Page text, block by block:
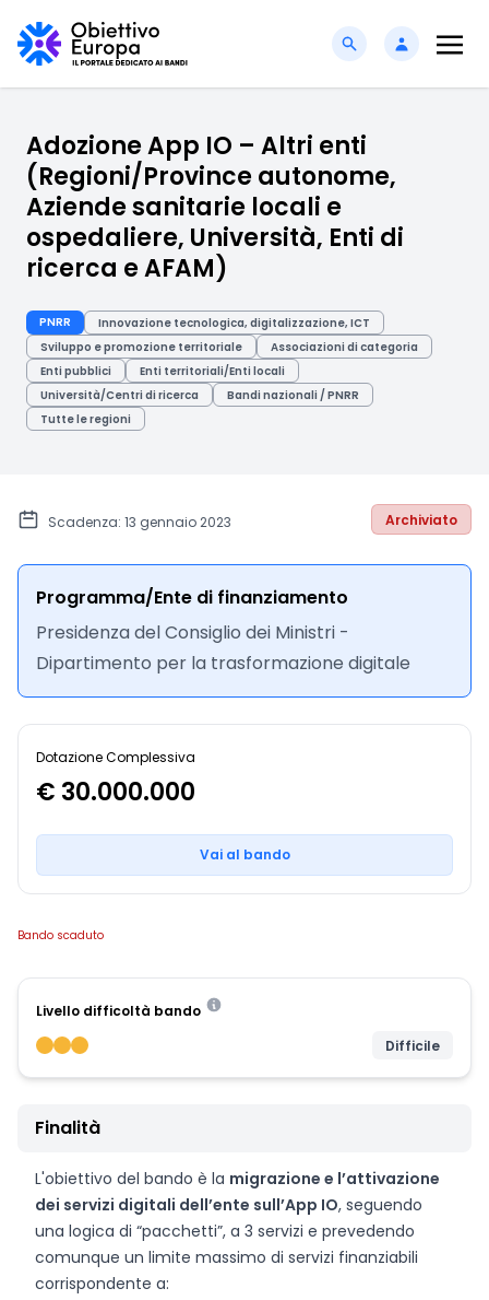
Adozione App IO – Altri enti
(Regioni/Province autonome,
Aziende sanitarie locali e
ospedaliere, Università, Enti di
ricerca e AFAM)
PNRR
Innovazione tecnologica, digitalizzazione, ICT
Sviluppo e promozione territoriale
Associazioni di categoria
Enti pubblici
Enti territoriali/Enti locali
Università/Centri di ricerca
Bandi nazionali / PNRR
Tutte le regioni
Scadenza: 13 gennaio 2023 Archiviato
Programma/Ente di finanziamento
Presidenza del Consiglio dei Ministri -
Dipartimento per la trasformazione digitale
Dotazione Complessiva
€ 30.000.000
Vai al bando
Bando scaduto
Livello difficoltà bando
Difficile
Finalità
L'obiettivo del bando è la migrazione e l’attivazione
dei servizi digitali dell’ente sull’App IO, seguendo
una logica di “pacchetti”, a 3 servizi e prevedendo
comunque un limite massimo di servizi finanziabili
corrispondente a: